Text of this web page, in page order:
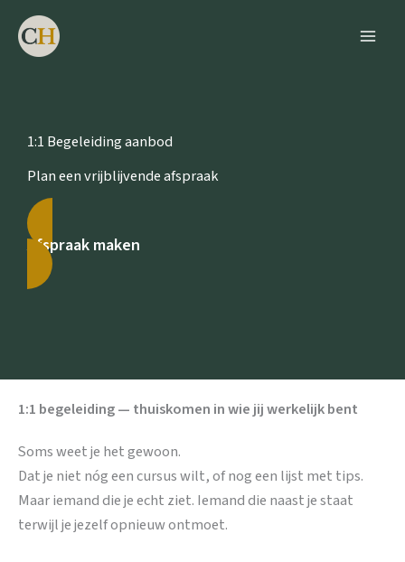
naar
1:1 Begeleiding aanbod
Plan een vrijblijvende afspraak
Afspraak maken
1:1 begeleiding — thuiskomen in wie jij werkelijk bent
Soms weet je het gewoon.
Dat je niet nóg een cursus wilt, of nog een lijst met tips.
Maar iemand die je echt ziet. Iemand die naast je staat
terwijl je jezelf opnieuw ontmoet.